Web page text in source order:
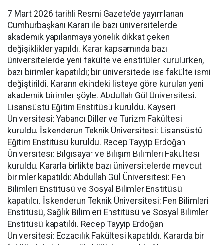
7 Mart 2026 tarihli Resmi Gazete’de yayımlanan
Cumhurbaşkanı Kararı ile bazı üniversitelerde
akademik yapılanmaya yönelik dikkat çeken
değişiklikler yapıldı. Karar kapsamında bazı
üniversitelerde yeni fakülte ve enstitüler kurulurken,
bazı birimler kapatıldı; bir üniversitede ise fakülte ismi
değiştirildi. Kararın ekindeki listeye göre kurulan yeni
akademik birimler şöyle: Abdullah Gül Üniversitesi:
Lisansüstü Eğitim Enstitüsü kuruldu. Kayseri
Üniversitesi: Yabancı Diller ve Turizm Fakültesi
kuruldu. İskenderun Teknik Üniversitesi: Lisansüstü
Eğitim Enstitüsü kuruldu. Recep Tayyip Erdoğan
Üniversitesi: Bilgisayar ve Bilişim Bilimleri Fakültesi
kuruldu. Kararla birlikte bazı üniversitelerde mevcut
birimler kapatıldı: Abdullah Gül Üniversitesi: Fen
Bilimleri Enstitüsü ve Sosyal Bilimler Enstitüsü
kapatıldı. İskenderun Teknik Üniversitesi: Fen Bilimleri
Enstitüsü, Sağlık Bilimleri Enstitüsü ve Sosyal Bilimler
Enstitüsü kapatıldı. Recep Tayyip Erdoğan
Üniversitesi: Eczacılık Fakültesi kapatıldı. Kararda bir